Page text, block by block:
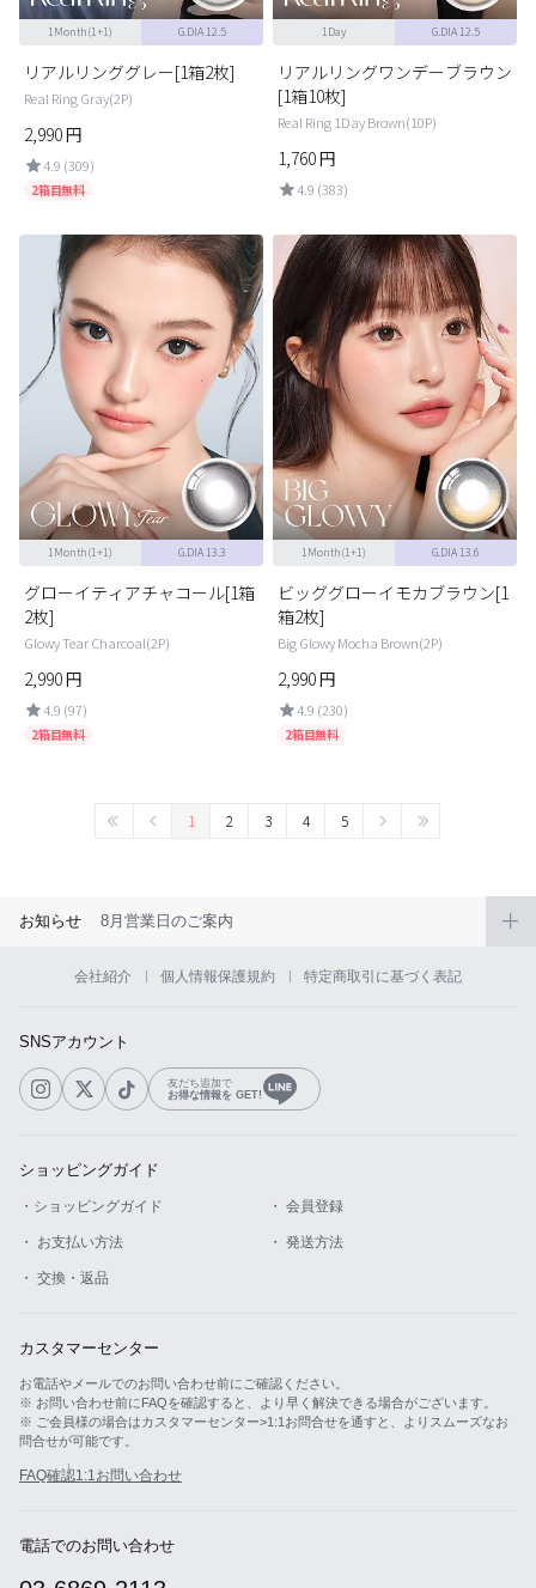
1Month(1+1) G.DIA 12.5
リアルリンググレー[1箱2枚]
Real Ring Gray(2P)
2,990円
4.9 (309)
2箱目無料
1Day G.DIA 12.5
リアルリングワンデーブラウン
[1箱10枚]
Real Ring 1Day Brown(10P)
1,760円
4.9 (383)
1Month(1+1) G.DIA 13.3
グローイティアチャコール[1箱
2枚]
Glowy Tear Charcoal(2P)
2,990円
4.9 (97)
2箱目無料
1Month(1+1) G.DIA 13.6
ビッググローイモカブラウン[1
箱2枚]
Big Glowy Mocha Brown(2P)
2,990円
4.9 (230)
2箱目無料
1 2 3 4 5
お知らせ 8月営業日のご案内
会社紹介 個人情報保護規約 特定商取引に基づく表記
SNSアカウント
友だち追加で
お得な情報を GET!
ショッピングガイド
・ショッピングガイド ・ 会員登録
・ お支払い方法 ・ 発送方法
・ 交換・返品
カスタマーセンター
お電話やメールでのお問い合わせ前にご確認ください。
※ お問い合わせ前にFAQを確認すると、より早く解決できる場合がございます。
※ ご会員様の場合はカスタマーセンター>1:1お問合せを通すと、よりスムーズなお
問合せが可能です。
FAQ確認1:1お問い合わせ
電話でのお問い合わせ